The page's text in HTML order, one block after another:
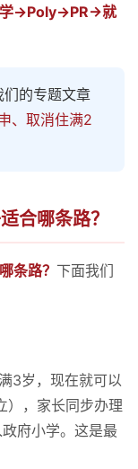
→Poly→PR→就
们的专题文章
、取消住满2
合哪条路？
条路？ 下面我们
3岁，现在就可以
，家长同步办理
府小学。这是最